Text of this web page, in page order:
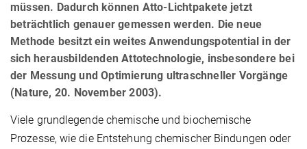
müssen. Dadurch können Atto-Lichtpakete jetzt
beträchtlich genauer gemessen werden. Die neue
Methode besitzt ein weites Anwendungspotential in der
sich herausbildenden Attotechnologie, insbesondere bei
der Messung und Optimierung ultraschneller Vorgänge
(Nature, 20. November 2003).
Viele grundlegende chemische und biochemische
Prozesse, wie die Entstehung chemischer Bindungen oder